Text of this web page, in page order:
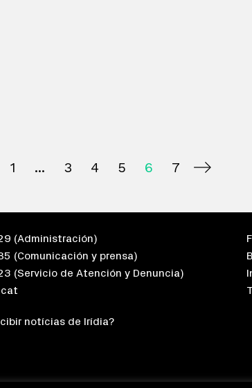
1 3 4 5 6 7
(Administración)
(Comunicación y prensa)
(Servicio de Atención y Denuncia)
notícias de Irídia?